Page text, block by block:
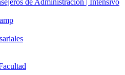
de Administración | Intensivo